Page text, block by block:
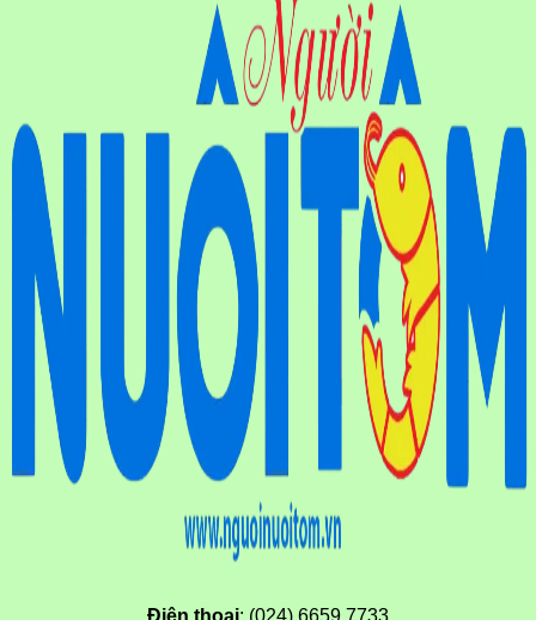
Điện thoại: (024) 6659.7733